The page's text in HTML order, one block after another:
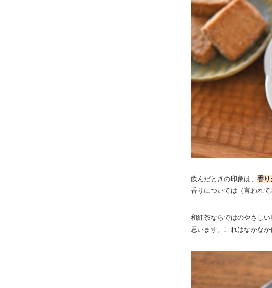
飲んだときの印象は、香
香りについては（言われ
和紅茶ならではのやさし
思います。これはなかなか